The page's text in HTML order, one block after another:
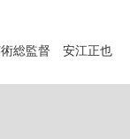
術総監督 安江正也